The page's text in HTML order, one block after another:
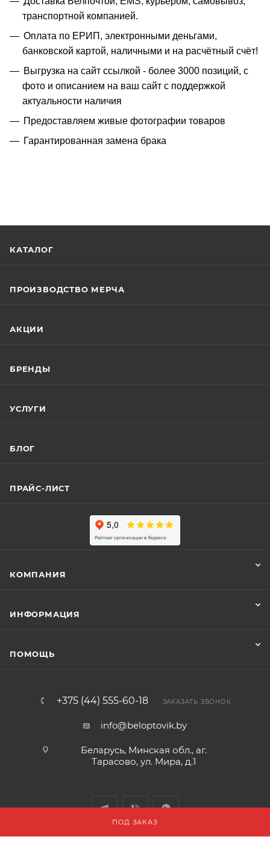
ПОД ЗАКАЗ
транспортной компанией.
Оплата по ЕРИП, электронными деньгами,
банковской картой, наличными и на расчётный счёт!
Выгрузка на сайт ссылкой - более 3000 позиций, с
фото и описанием на ваш сайт с поддержкой
актуальности наличия
Предоставляем живые фотографии товаров
Гарантированная замена брака
КАТАЛОГ
ПРОИЗВОДСТВО МЕРЧА
АКЦИИ
БРЕНДЫ
УСЛУГИ
БЛОГ
ПРАЙС-ЛИСТ
КОМПАНИЯ
ИНФОРМАЦИЯ
ПОМОЩЬ
+375 (44) 555-60-18 ЗАКАЗАТЬ ЗВОНОК
info@beloptovik.by
Беларусь, Минская обл., аг.
Тарасово, ул. Мира, д.1